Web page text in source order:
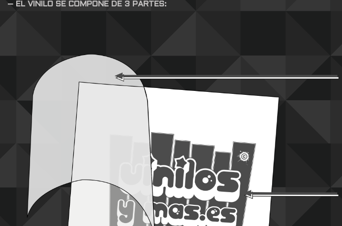
– EL VINILO SE COMPONE DE 3 PARTES: